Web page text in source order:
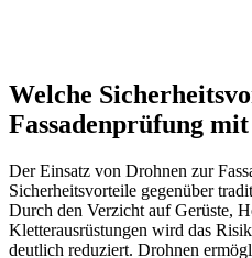
Welche
Fassadenprüfung
Der Einsatz von Drohnen zur
Sicherheitsvorteile gegenüber
Durch den Verzicht auf Gerüste,
Kletterausrüstungen wird das
deutlich reduziert. Drohnen